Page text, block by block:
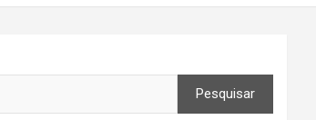
Pesquisar